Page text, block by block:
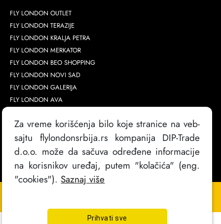
FLY LONDON OUTLET
FLY LONDON TERAZIJE
FLY LONDON KRALJA PETRA
FLY LONDON MERKATOR
FLY LONDON BEO SHOPPING
FLY LONDON NOVI SAD
FLY LONDON GALERIJA
FLY LONDON AVA
Za vreme korišćenja bilo koje stranice na veb-
sajtu flylondonsrbija.rs kompanija DIP-Trade
d.o.o. može da sačuva određene informacije
na korisnikov uređaj, putem "kolačića" (eng.
"cookies"). Saznaj više
Prihvati sve